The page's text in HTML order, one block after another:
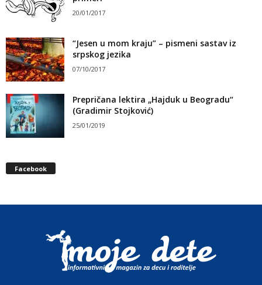
20/01/2017
“Jesen u mom kraju” – pismeni sastav iz
srpskog jezika
07/10/2017
Prepričana lektira „Hajduk u Beogradu“
(Gradimir Stojković)
25/01/2019
Facebook